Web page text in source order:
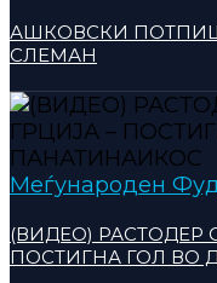
АШКОВСКИ
СЛЕМАН
Меѓународен
(ВИДЕО) РАСТОДЕР
ПОСТИГНА ГОЛ ВО